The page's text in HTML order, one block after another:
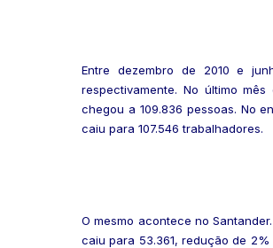
Entre dezembro de 2010 e
respectivamente. No último
chegou a 109.836 pessoas. No
caiu para 107.546 trabalhadores.
O mesmo acontece no
caiu para 53.361, redução de